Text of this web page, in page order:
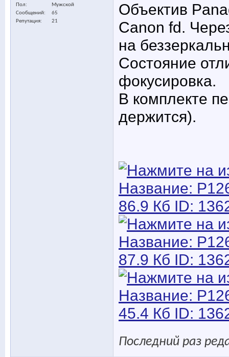
Пол
Мужской
Сообщений
65
Репутация
21
Объектив
Canon fd.
на
Состояние
фокусировка.
В комплекте
держится).
Последний раз